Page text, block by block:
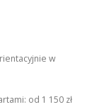
w
od 1 150 zł